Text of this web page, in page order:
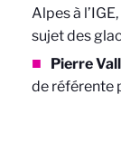
Alpes à l’IGE,
sujet des
Pierre
de référente